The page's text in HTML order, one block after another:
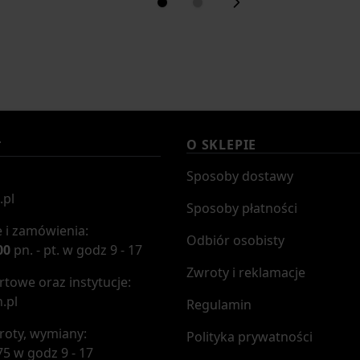
zamówienia:
pn. - pt. w godz 9 - 17
oraz instytucje:
wymiany:
w godz 9 - 17
O SKLEPIE
Sposoby dostawy
Sposoby płatności
Odbiór osobisty
Zwroty i reklamacje
Regulamin
Polityka prywatności